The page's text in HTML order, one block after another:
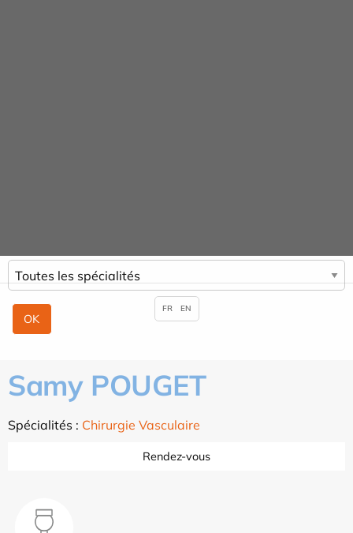
Samy POUGET
Spécialités : Chirurgie Vasculaire
Rendez-vous
FR EN